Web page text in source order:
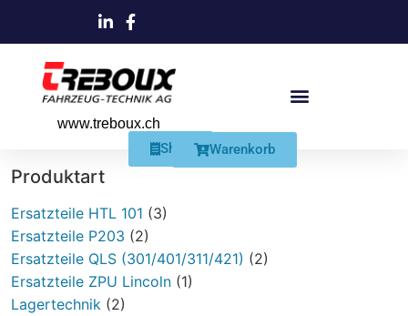
www.treboux.ch
Shop Warenkorb
Produktart
Ersatzteile HTL 101 (3)
Ersatzteile P203 (2)
Ersatzteile QLS (301/401/311/421) (2)
Ersatzteile ZPU Lincoln (1)
Lagertechnik (2)